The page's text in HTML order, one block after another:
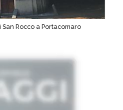
Rocco a Portacomaro